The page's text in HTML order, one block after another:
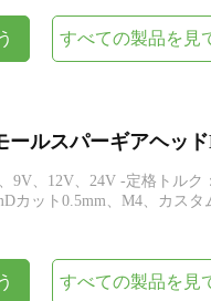
すべての製品を見
ールスパーギアヘッ
9V、12V、24V -定格トルク
カット0.5mm、M4、カス
すべての製品を見